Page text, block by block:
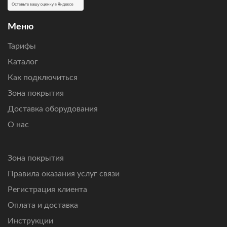
расчет стоимости оборудования и ежемесячной
не справляются.
Меню
Тарифы
Каталог
Как подключиться
Зона покрытия
Доставка оборудования
О нас
Зона покрытия
Правила оказания услуг связи
Регистрация клиента
Оплата и доставка
Инструкции